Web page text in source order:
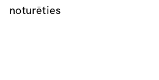
noturēties